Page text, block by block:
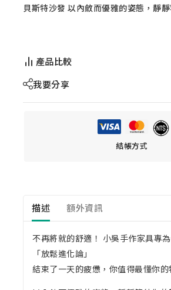
貝斯特沙發 以內斂而優雅的姿態，靜
產品比較
我要分享
結帳方式
描述 額外資訊
不再將就的舒適！ 小吳手作家具專
「放鬆進化論」
結束了一天的疲憊，你值得最懂你的